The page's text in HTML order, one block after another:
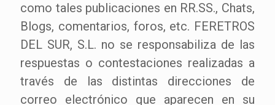
como tales publicaciones en RR.SS., Chats,
Blogs, comentarios, foros, etc. FERETROS
DEL SUR, S.L. no se responsabiliza de las
respuestas o contestaciones realizadas a
través de las distintas direcciones de
correo electrónico que aparecen en su